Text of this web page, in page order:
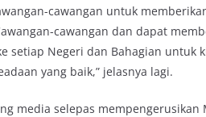
cawangan untuk
cawangan dan dapat
setiap Negeri dan Bahagian untuk
yang baik,” jelasnya lagi.
media selepas mempengerusikan